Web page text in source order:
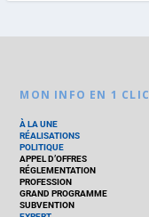
MON INFO EN 1 CLIC
À LA UNE
RÉALISATIONS
POLITIQUE
APPEL D’OFFRES
RÉGLEMENTATION
PROFESSION
GRAND PROGRAMME
SUBVENTION